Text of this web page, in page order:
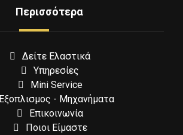
Περισσότερα
Δείτε Ελαστικά
Υπηρεσίες
Mini Service
Εξοπλισμος - Μηχανήματα
Επικοινωνία
Ποιοι Είμαστε